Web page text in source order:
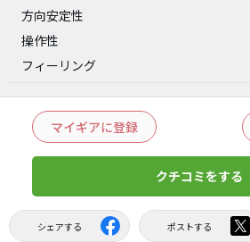
方向安定性
操作性
フィーリング
マイギアに登録
クチコミをする
シェアする ポストする